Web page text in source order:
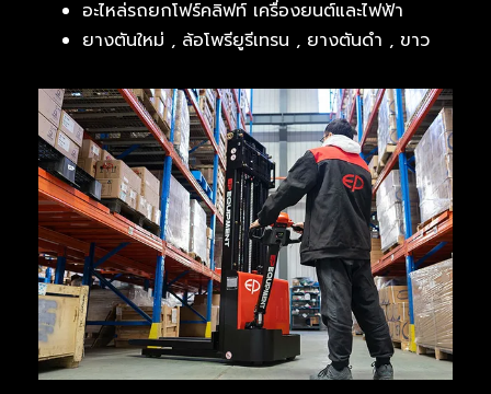
อะไหล่รถยกโฟร์คลิฟท์ เครื่องยนต์และไฟฟ้า
ยางตันใหม่ , ล้อโพรียูรีเทรน , ยางตันดำ , ขาว